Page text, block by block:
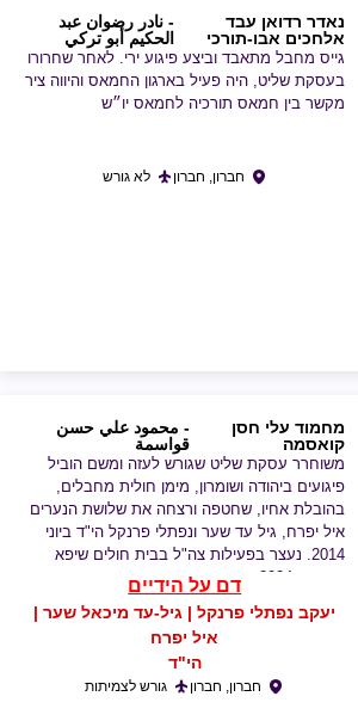
נאדר רדואן עבד
אלחכים אבו-תורכי
- نادر رضوان عبد
الحكيم أبو تركي
גייס מחבל מתאבד וביצע פיגוע ירי. לאחר שחרורו
בעסקת שליט, היה פעיל בארגון החמאס והיווה ציר
מקשר בין חמאס תורכיה לחמאס יו״ש
חברון, חברון לא גורש
מחמוד עלי חסן
קואסמה
- محمود علي حسن
قواسمة
משוחרר עסקת שליט שגורש לעזה ומשם הוביל
פיגועים ביהודה ושומרון, מימן חולית מחבלים,
בהובלת אחיו, שחטפה ורצחה את שלושת הנערים
איל יפרח, גיל עד שער ונפתלי פרנקל הי"ד ביוני
2014. נעצר בפעילות צה"ל בבית חולים שיפא
דם על הידיים
יעקב נפתלי פרנקל | גיל-עד מיכאל שער |
איל יפרח
הי"ד
חברון, חברון גורש לצמיתות